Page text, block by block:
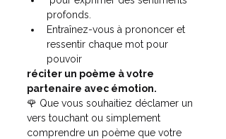
profonds.
Entraînez-vous à prononcer et
ressentir chaque mot pour
pouvoir
réciter un poème à votre
partenaire avec émotion.
🌹 Que vous souhaitiez déclamer un
vers touchant ou simplement
comprendre un poème que votre